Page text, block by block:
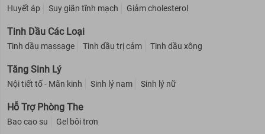
Huyết áp Suy giãn tĩnh mạch Giảm cholesterol
Tinh Dầu Các Loại
Tinh dầu massage Tinh dầu trị cảm Tinh dầu xông
Tăng Sinh Lý
Nội tiết tố - Mãn kinh Sinh lý nam Sinh lý nữ
Hỗ Trợ Phòng The
Bao cao su Gel bôi trơn